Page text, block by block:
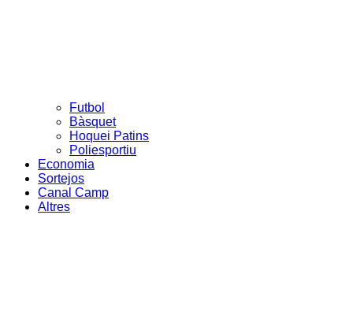
Futbol
Bàsquet
Hoquei Patins
Poliesportiu
Economia
Sortejos
Canal Camp
Altres